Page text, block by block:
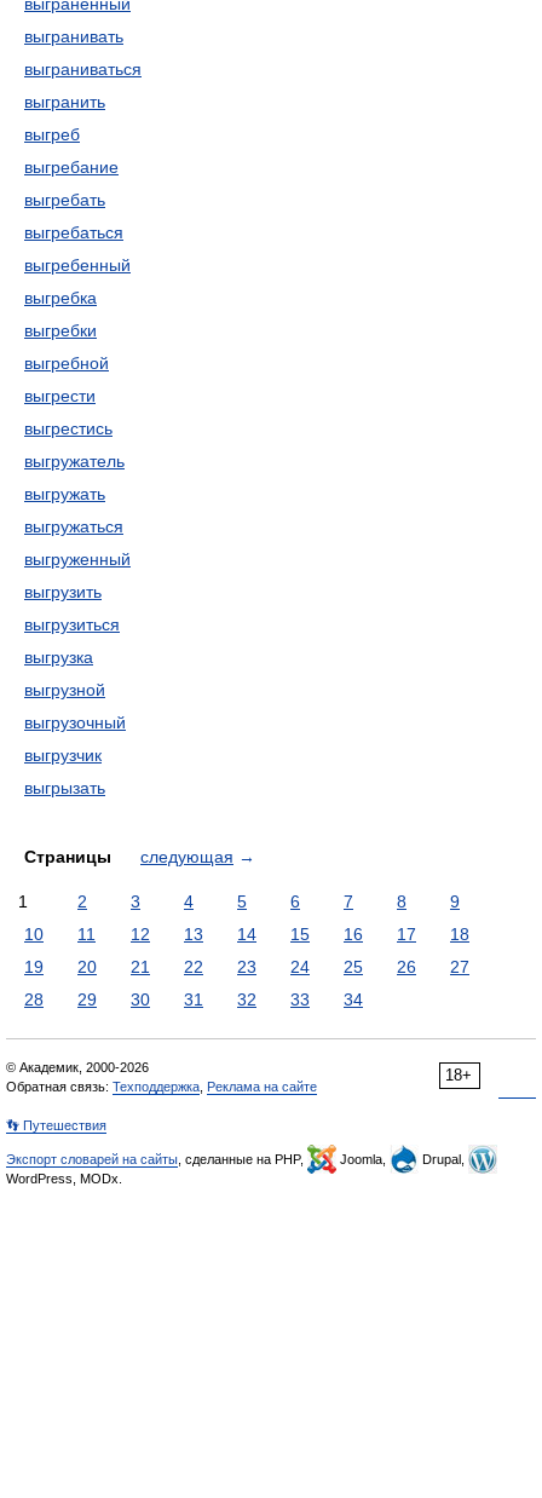
выгранивать
выграниваться
выгранить
выгреб
выгребание
выгребать
выгребаться
выгребенный
выгребка
выгребки
выгребной
выгрести
выгрестись
выгружатель
выгружать
выгружаться
выгруженный
выгрузить
выгрузиться
выгрузка
выгрузной
выгрузочный
выгрузчик
выгрызать
Страницы следующая →
1 2 3 4 5 6 7 8
9
10
11 12 13 14 15 16 17
18
19
20 21 22 23 24 25 26
27
28
29 30 31 32 33 34
18+
© Академик, 2000-2026
Обратная связь: Техподдержка Реклама на сайте
👣 Путешествия
Экспорт словарей на сайты , сделанные на PHP, Joomla,
Drupal,
WordPress, MODx.